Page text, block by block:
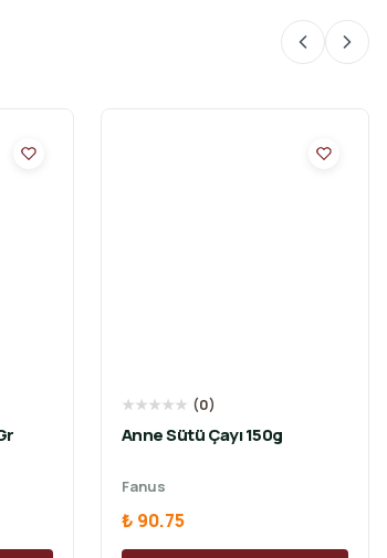
★★★★★ (0)
Anne Sütü Çayı 150g
Fanus
₺ 90.75